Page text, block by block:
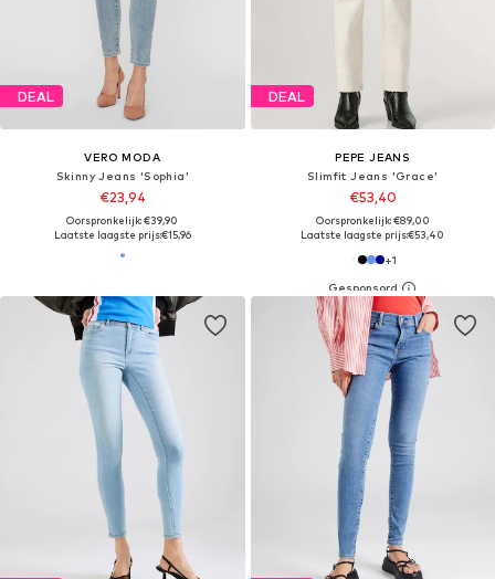
DEAL
VERO MODA
Skinny Jeans 'Sophia'
€23,94
Oorspronkelijk: €39,90
Laatste laagste prijs:€15,96
DEAL
PEPE JEANS
Slimfit Jeans 'Grace'
€53,40
Oorspronkelijk: €89,00
Laatste laagste prijs:€53,40
+1